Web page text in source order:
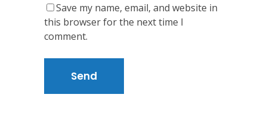
Save my name, email, and website in
this browser for the next time I
comment.